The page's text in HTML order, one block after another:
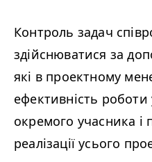
Контроль задач
здійснюватися за
які в проектному
ефективність
окремого учасника і
реалізації усього